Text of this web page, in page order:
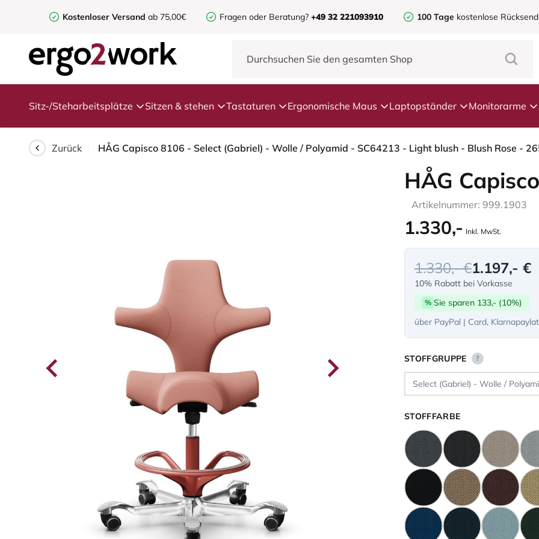
Kostenloser Versand ab 75,00€ Fragen oder Beratung? +49 32 221093910 100 Tage kostenlose
Sitz-/Steharbeitsplätze Sitzen & stehen Tastaturen Ergonomische Maus Laptopständer Monitorarme
Zurück
HÅG
Artikelnummer: 999.1903
1.330,- Inkl. MwSt.
1.330,- €1.197,- €
10% Rabatt bei Vorkasse
% Sie sparen 133,- (10%)
über PayPal | Card,
STOFFGRUPPE ?
STOFFFARBE